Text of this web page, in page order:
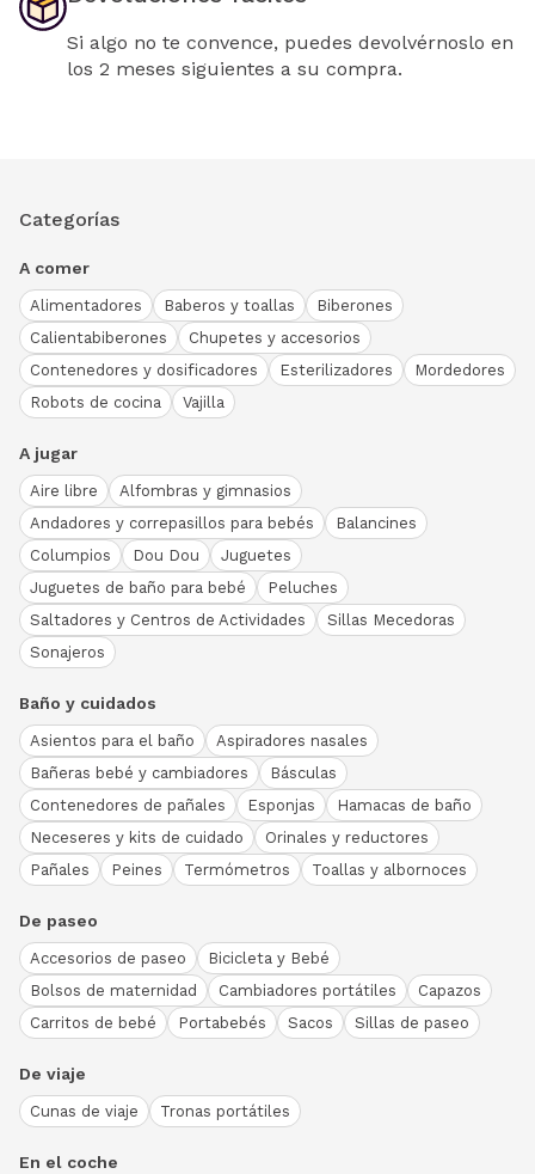
Si algo no te convence, puedes devolvérnoslo en
los 2 meses siguientes a su compra.
Categorías
A comer
Alimentadores Baberos y toallas
Biberones
Calientabiberones
Chupetes y accesorios
Contenedores y dosificadores
Esterilizadores
Mordedores
Robots de cocina
Vajilla
A jugar
Aire libre
Alfombras y gimnasios
Andadores y correpasillos para bebés
Balancines
Columpios
Dou Dou
Juguetes
Juguetes de baño para bebé
Peluches
Saltadores y Centros de Actividades
Sillas Mecedoras
Sonajeros
Baño y cuidados
Asientos para el baño
Aspiradores nasales
Bañeras bebé y cambiadores
Básculas
Contenedores de pañales
Esponjas
Hamacas de baño
Neceseres y kits de cuidado
Orinales y reductores
Pañales
Peines Termómetros Toallas y albornoces
De paseo
Accesorios de paseo
Bicicleta y Bebé
Bolsos de maternidad
Cambiadores portátiles
Capazos
Carritos de bebé
Portabebés Sacos Sillas de paseo
De viaje
Cunas de viaje Tronas portátiles
En el coche